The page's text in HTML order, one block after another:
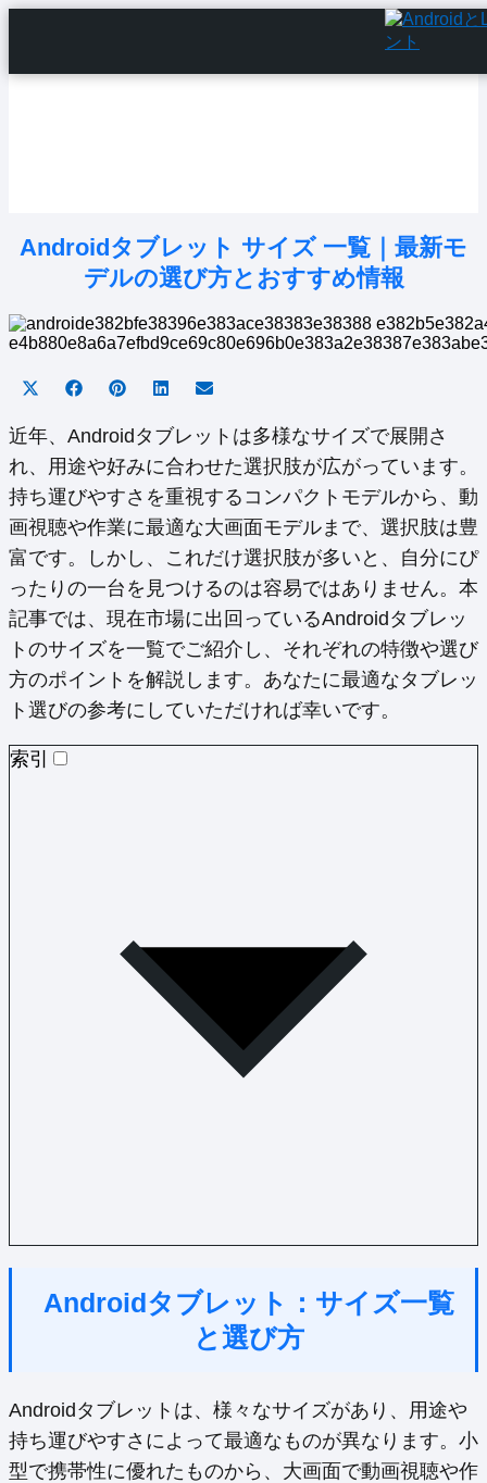
Androidタブレット サイズ 一覧｜最新モ
デルの選び方とおすすめ情報
Share
X
(Twitter)
Share
Facebook
Share
Pinterest
Share
LinkedInEmail
近年、Androidタブレットは多様なサイズで展開さ
れ、用途や好みに合わせた選択肢が広がっています。
持ち運びやすさを重視するコンパクトモデルから、動
画視聴や作業に最適な大画面モデルまで、選択肢は豊
富です。しかし、これだけ選択肢が多いと、自分にぴ
ったりの一台を見つけるのは容易ではありません。本
記事では、現在市場に出回っているAndroidタブレッ
トのサイズを一覧でご紹介し、それぞれの特徴や選び
方のポイントを解説します。あなたに最適なタブレッ
ト選びの参考にしていただければ幸いです。
索引
Androidタブレット：サイズ一覧
と選び方
Androidタブレットは、様々なサイズがあり、用途や
持ち運びやすさによって最適なものが異なります。小
型で携帯性に優れたものから、大画面で動画視聴や作